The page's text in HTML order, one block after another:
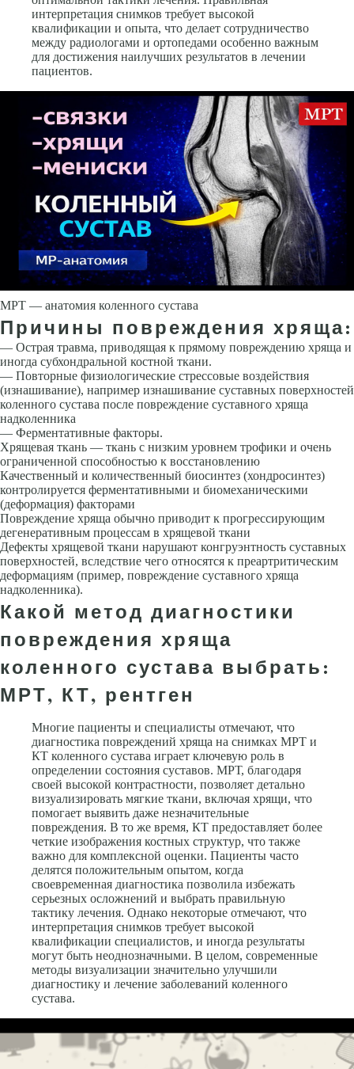
интерпретация снимков требует высокой
квалификации и опыта, что делает сотрудничество
между радиологами и ортопедами особенно важным
для достижения наилучших результатов в лечении
пациентов.
МРТ — анатомия коленного сустава
Причины повреждения хряща:
— Острая травма, приводящая к прямому повреждению хряща и
иногда субхондральной костной ткани.
— Повторные физиологические стрессовые воздействия
(изнашивание), например изнашивание суставных поверхностей
коленного сустава после повреждение суставного хряща
надколенника
— Ферментативные факторы.
Хрящевая ткань — ткань с низким уровнем трофики и очень
ограниченной способностью к восстановлению
Качественный и количественный биосинтез (хондросинтез)
контролируется ферментативными и биомеханическими
(деформация) факторами
Повреждение хряща обычно приводит к прогрессирующим
дегенеративным процессам в хрящевой ткани
Дефекты хрящевой ткани нарушают конгруэнтность суставных
поверхностей, вследствие чего относятся к преартритическим
деформациям (пример, повреждение суставного хряща
надколенника).
Какой метод диагностики
повреждения хряща
коленного сустава выбрать:
МРТ, КТ, рентген
Многие пациенты и специалисты отмечают, что
диагностика повреждений хряща на снимках МРТ и
КТ коленного сустава играет ключевую роль в
определении состояния суставов. МРТ, благодаря
своей высокой контрастности, позволяет детально
визуализировать мягкие ткани, включая хрящи, что
помогает выявить даже незначительные
повреждения. В то же время, КТ предоставляет более
четкие изображения костных структур, что также
важно для комплексной оценки. Пациенты часто
делятся положительным опытом, когда
своевременная диагностика позволила избежать
серьезных осложнений и выбрать правильную
тактику лечения. Однако некоторые отмечают, что
интерпретация снимков требует высокой
квалификации специалистов, и иногда результаты
могут быть неоднозначными. В целом, современные
методы визуализации значительно улучшили
диагностику и лечение заболеваний коленного
сустава.